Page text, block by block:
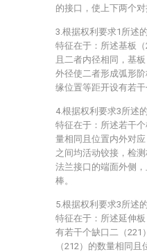
的接口，使上下两个
3.根据权利要求1所述
特征在于：所述基板
且二者内径相同，基
外径使二者形成弧形
缘位置等距开设有若干
4.根据权利要求3所述
特征在于：所述若干
量相同且位置内外对应
之间均活动铰接，检
法兰接口的端面外侧
棒。
5.根据权利要求3所述
特征在于：所述延伸
有若干个缺口二（221
（212）的数量相同且